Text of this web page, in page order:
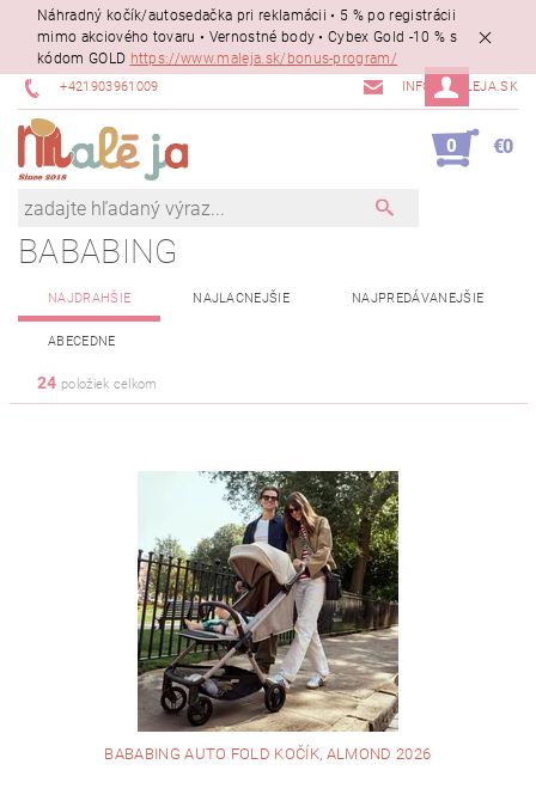
Náhradný kočík/autosedačka pri reklamácii • 5 % po registrácii
mimo akciového tovaru • Vernostné body • Cybex Gold -10 % s
kódom GOLD https://www.maleja.sk/bonus-program/
+421903961009 INFO@MALEJA.SK
0 €0
BABABING
NAJDRAHŠIE NAJLACNEJŠIE NAJPREDÁVANEJŠIE
ABECEDNE
24 položiek celkom
BABABING AUTO FOLD KOČÍK, ALMOND 2026